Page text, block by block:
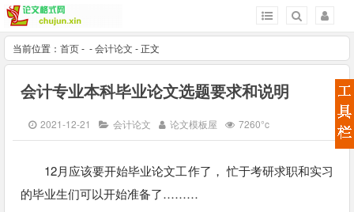
当前位置： 首页- -会计论文 - 正文
会计专业本科毕业论文选题要求和说明
2021-12-21 会计论文 论文模板屋 7260°c
12月应该要开始毕业论文工作了， 忙于考研求职和实习
的毕业生们可以开始准备了………